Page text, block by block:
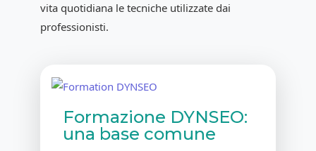
vita quotidiana le tecniche utilizzate dai
professionisti.
Formazione DYNSEO:
una base comune